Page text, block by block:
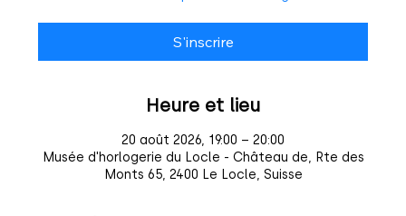
S'inscrire
Heure et lieu
20 août 2026, 19:00 – 20:00
Musée d'horlogerie du Locle - Château de, Rte des
Monts 65, 2400 Le Locle, Suisse